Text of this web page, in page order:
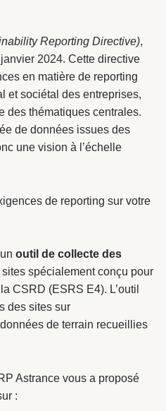
écologique
Ministère &
Institutions
Reporting Directive),
2024. Cette directive
en matière de reporting
et sociétal des entreprises,
des thématiques centrales.
de données issues des
une vision à l’échelle
de reporting sur votre
outil de collecte des
sites spécialement conçu pour
CSRD (ESRS E4). L’outil
des sites sur
de terrain recueillies
Astrance vous a proposé
: